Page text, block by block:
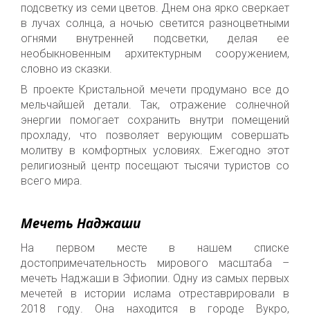
подсветку из семи цветов. Днем она ярко сверкает
в лучах солнца, а ночью светится разноцветными
огнями внутренней подсветки, делая ее
необыкновенным архитектурным сооружением,
словно из сказки.
В проекте Кристальной мечети продумано все до
мельчайшей детали
Так, отражение солнечной
энергии помогает сохранить внутри помещений
прохладу, что позволяет верующим совершать
молитву в комфортных условиях. Ежегодно этот
религиозный центр посещают тысячи туристов со
всего мира.
Мечеть Наджаши
На первом месте в нашем списке
достопримечательность мирового масштаба –
мечеть Наджаши в Эфиопии. Одну из самых первых
мечетей в истории ислама отреставрировали в
2018 году. Она находится в городе Вукро,